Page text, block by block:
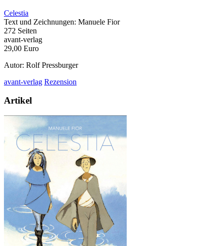
Celestia
Text und Zeichnungen: Manuele Fior
272 Seiten
avant-verlag
29,00 Euro
Autor: Rolf Pressburger
avant-verlag Rezension
Artikel